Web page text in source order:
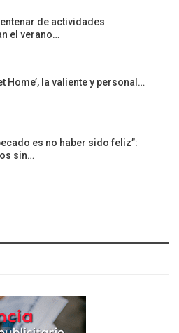
de actividades
el verano…
Home’, la valiente y personal…
es no haber sido feliz”:
sin…